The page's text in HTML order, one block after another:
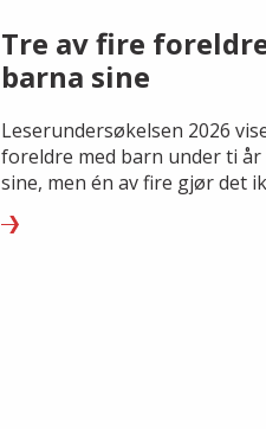
Tre av fire
barna sine
Leserundersøkelsen 2026
foreldre med barn under ti
sine, men én av fire gjør det